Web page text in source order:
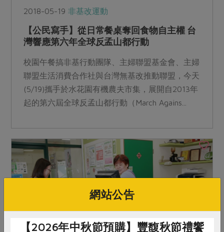
2018-05-19非基改運動
【公民寫手】從日常餐桌奪回食物自主權 台
灣響應第六年全球反孟山都行動
校園午餐搞非基行動團隊、主婦聯盟基金會、主婦
聯盟生活消費合作社與台灣無基改推動聯盟，今天
(5/19)攜手於水花園有機農夫市集，展開自2013年
起的第六屆全球反孟山都行動（March Agains...
網站公告
【2026年中秋節預購】豐馥秋節禮饗